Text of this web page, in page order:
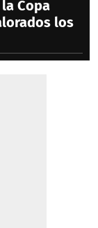
Copa
los